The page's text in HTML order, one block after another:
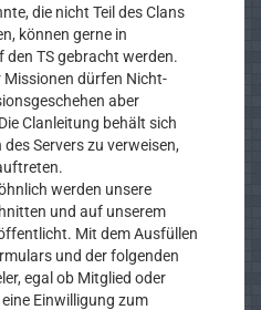
die nicht Teil des Clans
können gerne in
den TS gebracht werden.
Missionen dürfen Nicht-
aber
Clanleitung behält sich
Servers zu verweisen,
werden unsere
und auf unserem
Mit dem Ausfüllen
und der folgenden
egal ob Mitglied oder
Einwilligung zum